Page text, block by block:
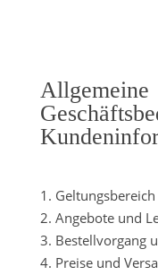
Allgemeine
1. Geltungsbereich
2. Angebote und
3. Bestellvorgang
4. Preise und